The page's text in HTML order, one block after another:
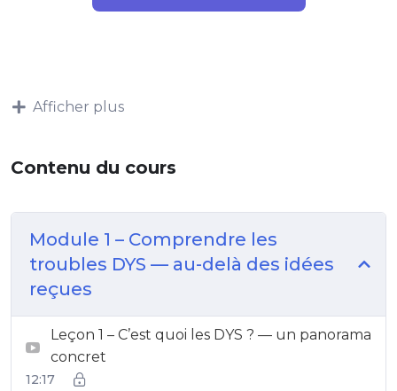
Afficher plus
Contenu du cours
Module 1 – Comprendre les
troubles DYS — au-delà des idées
reçues
Leçon 1 – C’est quoi les DYS ? — un panorama
concret
12:17